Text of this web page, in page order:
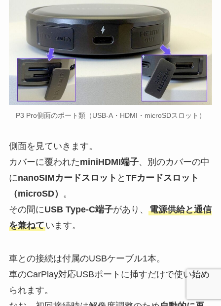
P3 Pro側面のポート類（USB-A・HDMI・microSDスロット）
側面を見ていきます。
カバーに覆われたminiHDMI端子、別のカバーの中
にnanoSIMカードスロット と TFカードスロット
（microSD）
。
その間にUSB Type-C端子があり、 電源供給と通信
を兼ねています。
車との接続は付属のUSBケーブル1本。
車のCarPlay対応USBポートに挿すだけで使い始め
られます。